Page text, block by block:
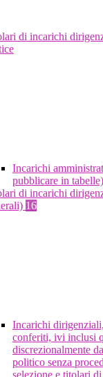
di incarichi
Incarichi
pubblicare in tabelle)
di incarichi
16
Incarichi
conferiti, ivi inclusi
discrezionalmente
politico senza